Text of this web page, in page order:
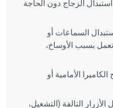
الزجاج دون الحاجة
السماعات أو
تعمل بسبب الأوساخ،
الأمامية أو
الأزرار التالفة (التشغيل،